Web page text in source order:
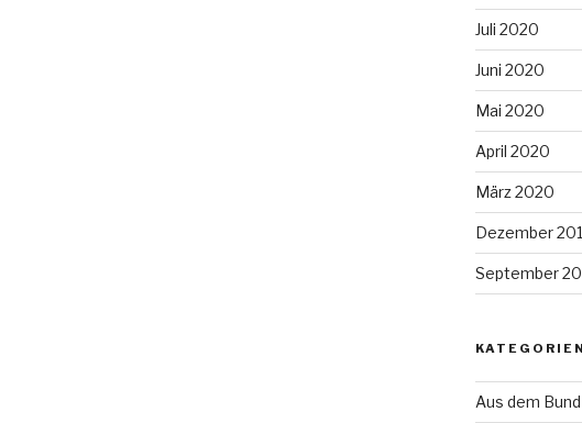
Juli 2020
Juni 2020
Mai 2020
April 2020
März 2020
Dezember
September
KATEGORIEN
Aus dem Bund